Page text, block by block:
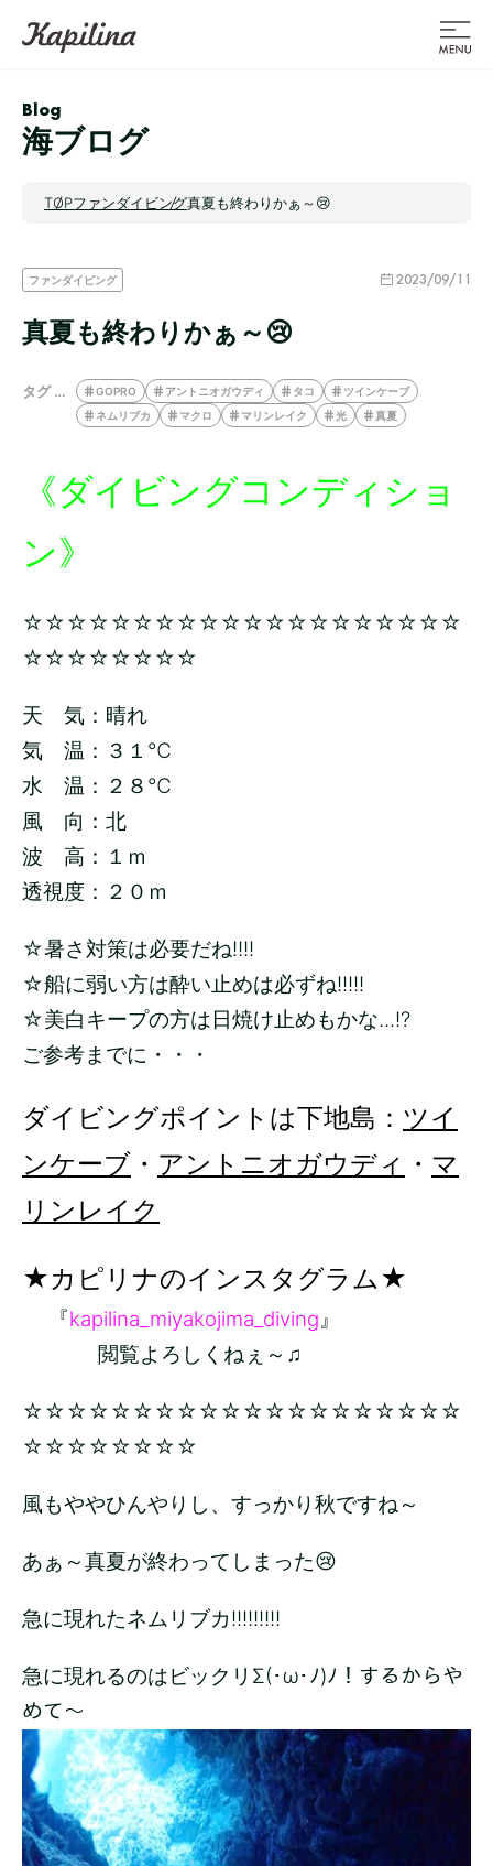
Blog
海ブログ
TOPファンダイビング真夏も終わりかぁ～😢
ファンダイビング 2023/09/11
真夏も終わりかぁ～😢
タグ … GOPRO アントニオガウディ タコ
ツインケーブ
ネムリブカ
マクロ マリンレイク 光 真夏
《ダイビングコンディショ
ン》
☆☆☆☆☆☆☆☆☆☆☆☆☆☆☆☆☆☆☆☆
☆☆☆☆☆☆☆☆
天 気：晴れ
気 温：３１ ℃
水 温：２８ ℃
風 向：北
波 高：１ ｍ
透視度：２０ｍ
☆暑さ対策は必要だね!!!!
☆船に弱い方は酔い止めは必ずね!!!!!
☆美白キープの方は日焼け止めもかな...!?
ご参考までに・・・
ダイビングポイントは下地島： ツイ
ンケーブ ・ アントニオガウディ ・ マ
リンレイク
★カピリナのインスタグラム★
『kapilina_miyakojima_diving』
閲覧よろしくねぇ～♫
☆☆☆☆☆☆☆☆☆☆☆☆☆☆☆☆☆☆☆☆
☆☆☆☆☆☆☆☆
風もややひんやりし、すっかり秋ですね～
あぁ～真夏が終わってしまった😢
急に現れたネムリブカ!!!!!!!!!
急に現れるのはビックリΣ(･ω･ﾉ)ﾉ！するからや
めて～